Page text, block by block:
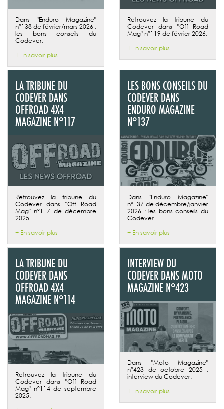
Dans "Enduro Magazine"
n°138 de février/mars 2026 :
les bons conseils du
Codever.
+ En savoir plus
Retrouvez la tribune du
Codever dans "Off Road
Mag" n°119 de février 2026.
+ En savoir plus
LA TRIBUNE DU
CODEVER DANS
OFFROAD 4X4
MAGAZINE N°117
Retrouvez la tribune du
Codever dans "Off Road
Mag" n°117 de décembre
2025.
+ En savoir plus
LES BONS CONSEILS DU
CODEVER DANS
ENDURO MAGAZINE
N°137
Dans "Enduro Magazine"
n°137 de décembre/janvier
2026 : les bons conseils du
Codever.
+ En savoir plus
LA TRIBUNE DU
CODEVER DANS
OFFROAD 4X4
MAGAZINE N°114
Retrouvez la tribune du
Codever dans "Off Road
Mag" n°114 de septembre
2025.
INTERVIEW DU
CODEVER DANS MOTO
MAGAZINE N°423
Dans "Moto Magazine"
n°423 de octobre 2025 :
interview du Codever.
+ En savoir plus